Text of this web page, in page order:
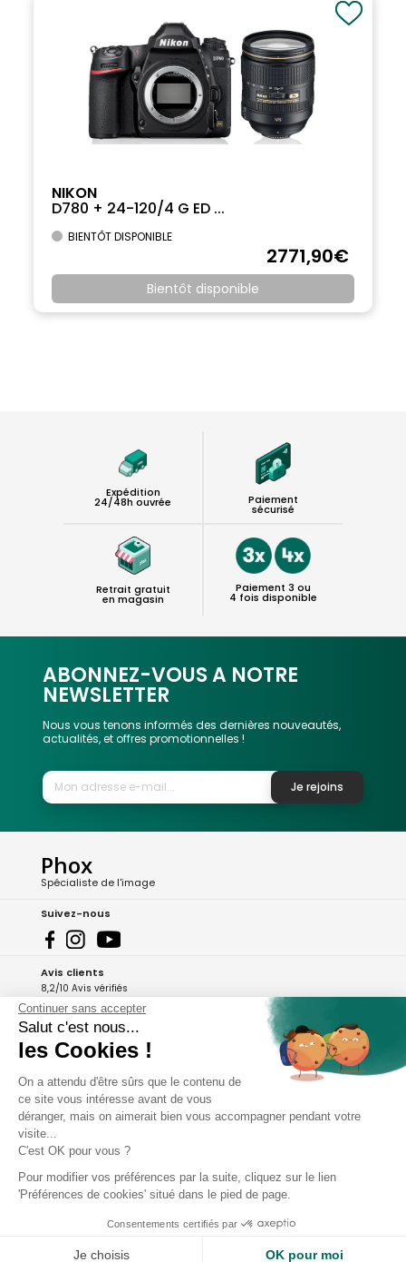
NIKON
D780 + 24-120/4 G ED ...
BIENTÔT DISPONIBLE
2771,90€
Bientôt disponible
Expédition
24/48h ouvrée Paiement
sécurisé
Retrait gratuit
en magasin
Paiement 3 ou
4 fois disponible
ABONNEZ-VOUS A NOTRE
NEWSLETTER
Nous vous tenons informés des dernières nouveautés,
actualités, et offres promotionnelles !
Je rejoins
Phox
Spécialiste de l'image
Suivez-nous
Avis clients
8,2/10 Avis vérifiés
L'Appli Phox
A propos de Phox
Services et garanties
Continuer sans accepter
Salut c'est nous...
les Cookies !
On a attendu d'être sûrs que le contenu de
ce site vous intéresse avant de vous
déranger, mais on aimerait bien vous accompagner pendant votre
visite...
C'est OK pour vous ?
Pour modifier vos préférences par la suite, cliquez sur le lien
'Préférences de cookies' situé dans le pied de page.
Consentements certifiés par
Je choisis OK pour moi